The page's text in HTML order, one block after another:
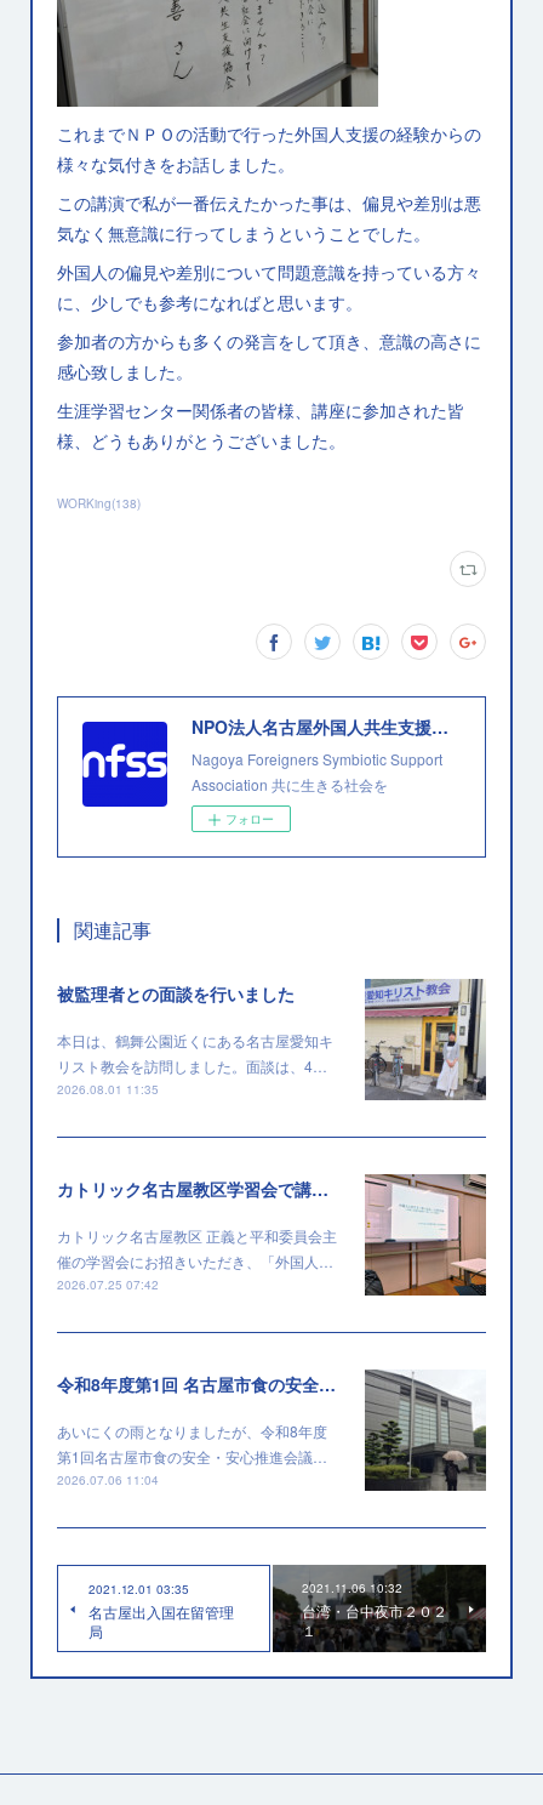
これまでＮＰＯの活動で行った外国人支援の経験からの
様々な気付きをお話しました。
この講演で私が一番伝えたかった事は、偏見や差別は悪
気なく無意識に行ってしまうということでした。
外国人の偏見や差別について問題意識を持っている方々
に、少しでも参考になればと思います。
参加者の方からも多くの発言をして頂き、意識の高さに
感心致しました。
生涯学習センター関係者の皆様、講座に参加された皆
様、どうもありがとうございました。
WORKing(138)
NPO法人名古屋外国人共生支援協会
Nagoya Foreigners Symbiotic Support
Association 共に生きる社会を
フォロー
関連記事
被監理者との面談を行いました
本日は、鶴舞公園近くにある名古屋愛知キ
リスト教会を訪問しました。面談は、4…
2026.08.01 11:35
カトリック名古屋教区学習会で講演を行いました
カトリック名古屋教区 正義と平和委員会主
催の学習会にお招きいただき、「外国人…
2026.07.25 07:42
令和8年度第1回 名古屋市食の安全・安心推進会議に出席しました
あいにくの雨となりましたが、令和8年度
第1回名古屋市食の安全・安心推進会議…
2026.07.06 11:04
2021.12.01 03:35
名古屋出入国在留管理
局
2021.11.06 10:32
台湾・台中夜市２０２
１